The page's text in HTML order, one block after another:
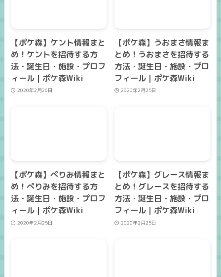
【ポケ森】ケント情報まと
め！ケントを招待する方
法・誕生日・施設・プロフ
ィール｜ポケ森Wiki
2020年2月26日
【ポケ森】うおまさ情報ま
とめ！うおまさを招待する
方法・誕生日・施設・プロ
フィール｜ポケ森Wiki
2020年2月25日
【ポケ森】ぺりみ情報まと
め！ぺりみを招待する方
法・誕生日・施設・プロフ
ィール｜ポケ森Wiki
2020年2月25日
【ポケ森】グレース情報ま
とめ！グレースを招待する
方法・誕生日・施設・プロ
フィール｜ポケ森Wiki
2020年2月25日